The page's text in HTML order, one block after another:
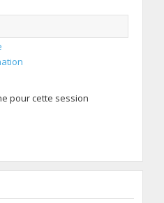
pour cette session